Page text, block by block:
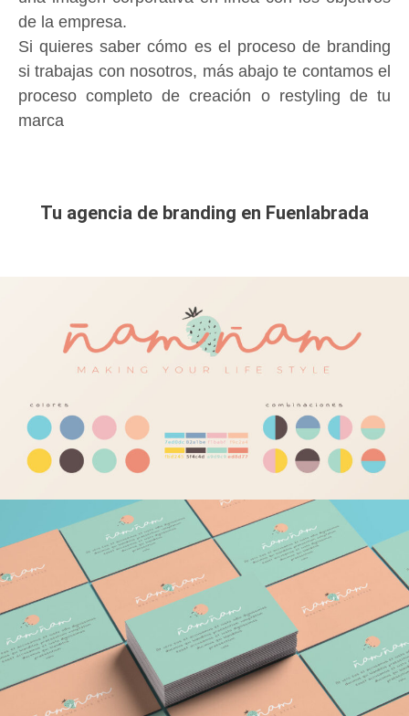
de la empresa.
Si quieres saber cómo es el proceso de branding
si trabajas con nosotros, más abajo te contamos el
proceso completo de creación o restyling de tu
marca
Tu agencia de branding en Fuenlabrada